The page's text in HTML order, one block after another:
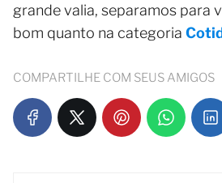
grande valia, separamos para
bom quanto na categoria
COMPARTILHE COM SEUS AMIGOS